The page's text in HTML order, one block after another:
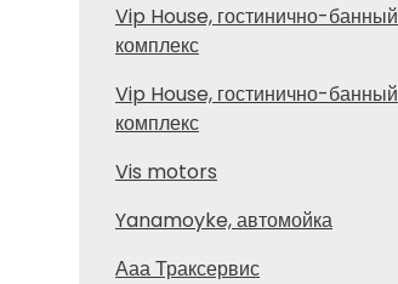
Vip House, гостинично-банный
комплекс
Vip House, гостинично-банный
комплекс
Vis motors
Yanamoyke, автомойка
Ааа Траксервис